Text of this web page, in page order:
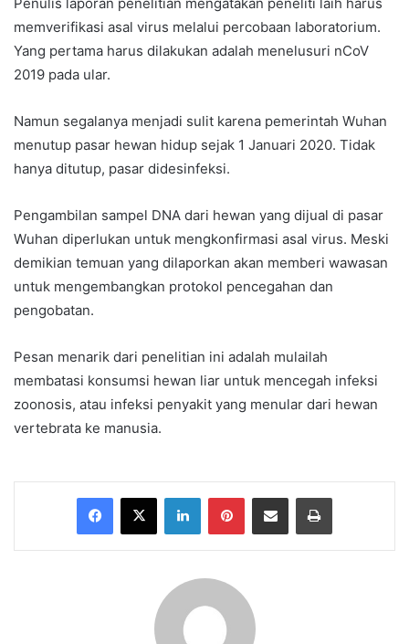
memverifikasi asal virus melalui percobaan laboratorium.
Yang pertama harus dilakukan adalah menelusuri nCoV
2019 pada ular.
Namun segalanya menjadi sulit karena pemerintah Wuhan
menutup pasar hewan hidup sejak 1 Januari 2020. Tidak
hanya ditutup, pasar didesinfeksi.
Pengambilan sampel DNA dari hewan yang dijual di pasar
Wuhan diperlukan untuk mengkonfirmasi asal virus. Meski
demikian temuan yang dilaporkan akan memberi wawasan
untuk mengembangkan protokol pencegahan dan
pengobatan.
Pesan menarik dari penelitian ini adalah mulailah
membatasi konsumsi hewan liar untuk mencegah infeksi
zoonosis, atau infeksi penyakit yang menular dari hewan
vertebrata ke manusia.
Facebook
X LinkedInPinterestShare via Email Print